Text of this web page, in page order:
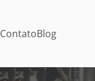
ContatoBlog